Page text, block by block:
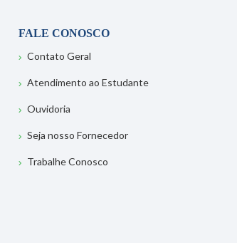
FALE CONOSCO
Contato Geral
Atendimento ao Estudante
Ouvidoria
Seja nosso Fornecedor
Trabalhe Conosco